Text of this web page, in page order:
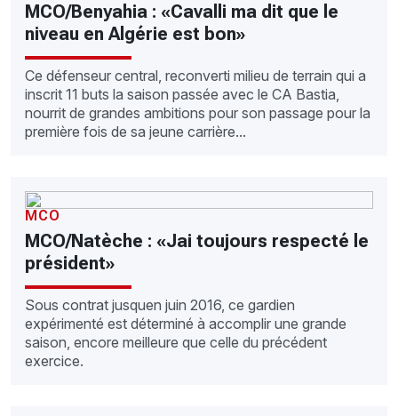
MCO/Benyahia : «Cavalli ma dit que le
niveau en Algérie est bon»
Ce défenseur central, reconverti milieu de terrain qui a
inscrit 11 buts la saison passée avec le CA Bastia,
nourrit de grandes ambitions pour son passage pour la
première fois de sa jeune carrière...
MCO
MCO/Natèche : «Jai toujours respecté le
président»
Sous contrat jusquen juin 2016, ce gardien
expérimenté est déterminé à accomplir une grande
saison, encore meilleure que celle du précédent
exercice.